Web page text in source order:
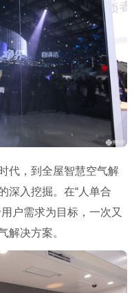
代，到全屋智慧空气解
深入挖掘。在“人单合
户需求为目标，一次又
解决方案。